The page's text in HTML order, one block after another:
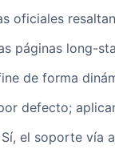
oficiales
páginas long-
de forma
defecto;
Sí, el soporte vía